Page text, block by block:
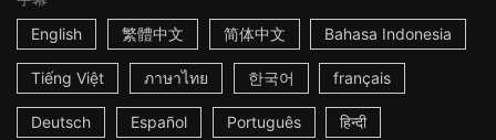
English
繁體中文 简体中文 Bahasa Indonesia
Tiếng Việt ภาษาไทย 한국어 français
Deutsch Español Português हिन्दी